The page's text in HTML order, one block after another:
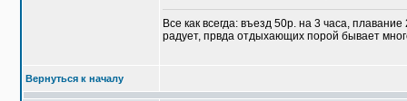
Все как всегда: въезд 50р. на 3 часа,
радует, првда отдыхающих порой бывает
Вернуться к началу